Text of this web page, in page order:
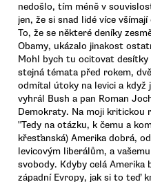
nedošlo, tím méně v
jen, že si snad lidé více
To, že se některé deníky
Obamy, ukázalo jinakost
Mohl bych tu ocitovat desítky
stejná témata před rokem,
odmítal útoky na levici a když
vyhrál Bush a pan Roman
Demokraty. Na moji kritickou
"Tedy na otázku, k čemu a
křesťanská) Amerika dobrá,
levicovým liberálům, a
svobody. Kdyby celá Amerika
západní Evropy, jak si to teď